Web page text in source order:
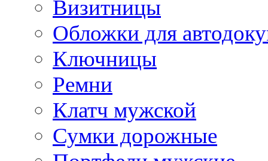
Визитницы
Обложки для
Ключницы
Ремни
Клатч мужской
Сумки дорожные